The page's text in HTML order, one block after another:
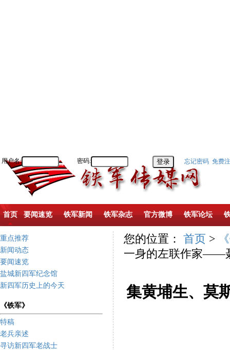
用户名: 密码: 忘记密码 免费
首页 要闻速览 铁军新闻 铁军杂志 官方微博 铁军论坛
重点推荐
新闻动态
要闻速览
盐城新四军纪念馆
新四军历史上的今天
《铁军》
特稿
老兵亲述
寻访新四军老战士
您的位置： 首页 >
一身的左联作家——
集黄埔生、莫